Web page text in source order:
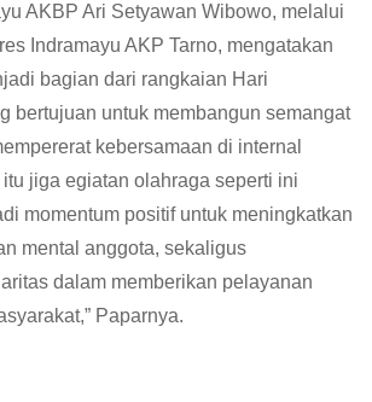
AKBP Ari Setyawan Wibowo, melalui
Indramayu AKP Tarno, mengatakan
bagian dari rangkaian Hari
bertujuan untuk membangun semangat
kebersamaan di internal
jiga egiatan olahraga seperti ini
momentum positif untuk meningkatkan
mental anggota, sekaligus
dalam memberikan pelayanan
Paparnya.